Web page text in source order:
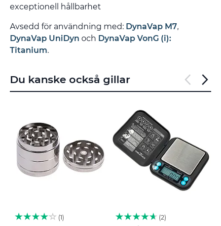
exceptionell hållbarhet
Avsedd för användning med: DynaVap M7,
DynaVap UniDyn och DynaVap VonG (i):
Titanium.
Du kanske också gillar
1 2